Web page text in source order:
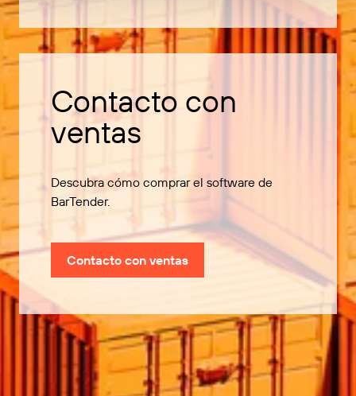
Contacto con
ventas
Descubra cómo comprar el software de
BarTender.
Contacto con ventas